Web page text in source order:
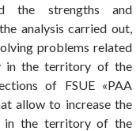
the strengths and
analysis carried out,
problems related
in the territory of the
of FSUE «PAA
allow to increase the
in the territory of the